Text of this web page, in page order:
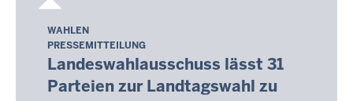
Samstag,
8.
August
2026
WAHLEN
PRESSEMITTEILUNG
Landeswahlausschuss lässt 31
Parteien zur Landtagswahl zu